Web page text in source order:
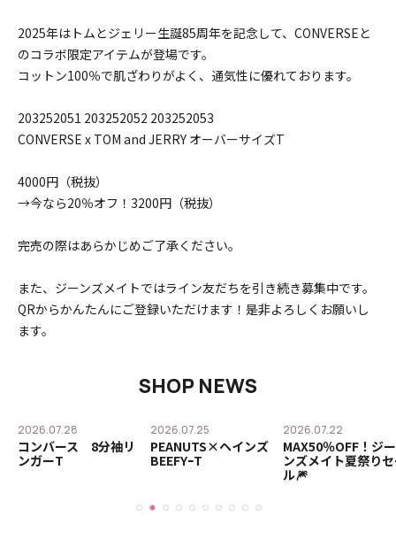
2025年はトムとジェリー生誕85周年を記念して、CONVERSEと
のコラボ限定アイテムが登場です。
コットン100％で肌ざわりがよく、通気性に優れております。
203252051 203252052 203252053
CONVERSE x TOM and JERRY オーバーサイズT
4000円（税抜）
→今なら20％オフ！3200円（税抜）
完売の際はあらかじめご了承ください。
また、ジーンズメイトではライン友だちを引き続き募集中です。
QRからかんたんにご登録いただけます！是非よろしくお願いし
ます。
SHOP NEWS
2026.07.28
コンバース 8分袖リ
ンガーT
2026.07.25
PEANUTS×ヘインズ
BEEFYｰT
2026.07.22
MAX50％OFF！ジー
ンズメイト夏祭り
ル🎆